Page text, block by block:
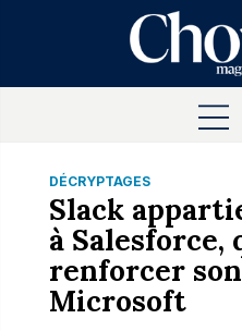
DÉCRYPTAGES
Slack
à Salesforce,
renforcer
Microsoft